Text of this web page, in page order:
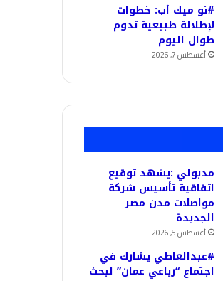
#نو ميك أب: خطوات
لإطلالة طبيعية تدوم
طوال اليوم
أغسطس 7, 2026
مدبولي :يشهد توقيع
اتفاقية تأسيس شركة
مواصلات مدن مصر
الجديدة
أغسطس 5, 2026
#عبدالعاطي يشارك في
اجتماع “رباعي عمان” لبحث